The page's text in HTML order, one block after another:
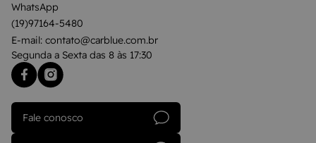
WhatsApp
(19)97164-5480
E-mail: contato@carblue.com.br
Segunda a Sexta das 8 às 17:30
Fale conosco